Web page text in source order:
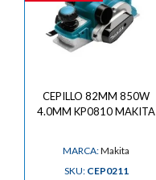
CEPILLO 82MM 850W
4.0MM KP0810 MAKITA
MARCA:Makita
SKU: CEP0211